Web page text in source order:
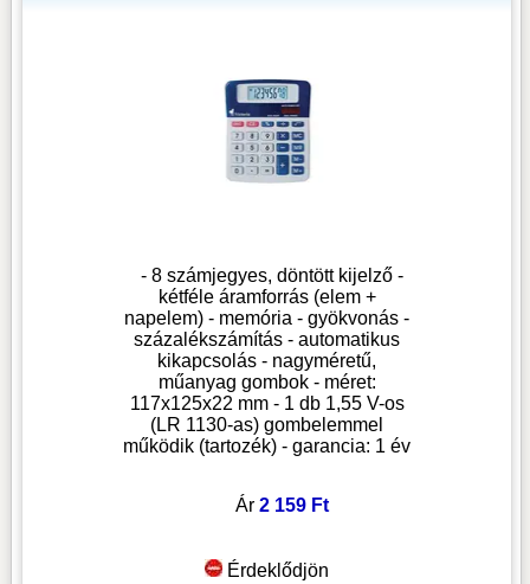
- 8 számjegyes, döntött kijelző -
kétféle áramforrás (elem +
napelem) - memória - gyökvonás -
százalékszámítás - automatikus
kikapcsolás - nagyméretű,
műanyag gombok - méret:
117x125x22 mm - 1 db 1,55 V-os
(LR 1130-as) gombelemmel
működik (tartozék) - garancia: 1 év
Ár2 159 Ft
Érdeklődjön